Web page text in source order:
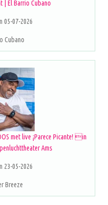
| El Barrio Cubano
05-07-2026
Cubano
met live ¡Parece Picante! in
Ams
23-05-2026
Breeze